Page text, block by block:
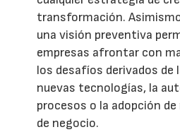
transformación.
una visión preventiva
empresas afrontar con
los desafíos derivados de
nuevas tecnologías, la
procesos o la adopción
de negocio.